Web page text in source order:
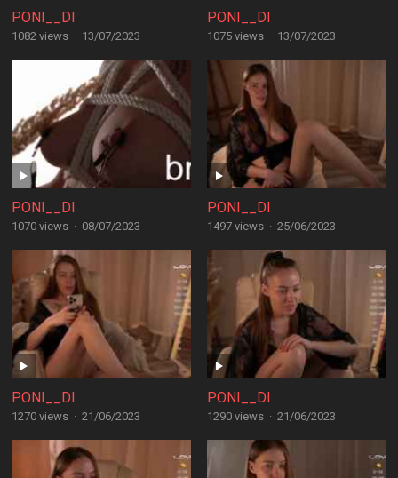
PONI__DI
1082 views · 13/07/2023
PONI__DI
1075 views · 13/07/2023
PONI__DI
1070 views · 08/07/2023
PONI__DI
1497 views · 25/06/2023
PONI__DI
1270 views · 21/06/2023
PONI__DI
1290 views · 21/06/2023